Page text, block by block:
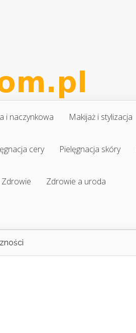
i naczynkowa Makijaż i stylizacja
cery Pielęgnacja skóry
Zdrowie Zdrowie a uroda